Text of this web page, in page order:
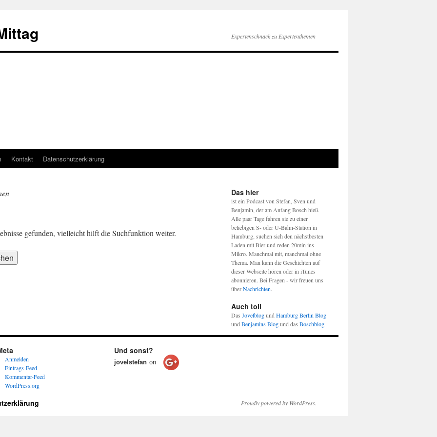
Expertenschnack zu Expertenthemen
Kontakt Datenschutzerklärung
gefunden, vielleicht hilft die Suchfunktion weiter.
Das hier
ist ein Podcast von Stefan, Sven und
Benjamin, der am Anfang Bosch hieß.
Alle paar Tage fahren sie zu einer
beliebigen S- oder U-Bahn-Station in
Hamburg, suchen sich den nächstbesten
Laden mit Bier und reden 20min ins
Mikro. Manchmal mit, manchmal ohne
Thema. Man kann die Geschichten auf
dieser Webseite hören oder in iTunes
abonnieren. Bei Fragen - wir freuen uns
überNachrichten.
Auch toll
Das Jovelblogund Hamburg Berlin Blog
und Benjamins Blogund das Boschblog
Anmelden
Eintrags-Feed
Kommentar-Feed
WordPress.org
Und sonst?
jovelstefan on
Proudly powered by WordPress.